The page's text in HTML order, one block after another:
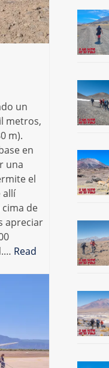
un
metros,
m).
en
una
el
allí
de
apreciar
Read